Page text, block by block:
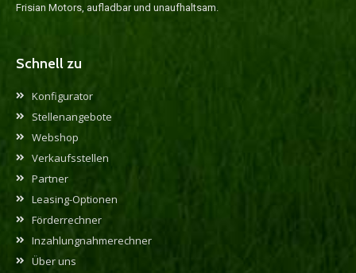
Frisian Motors, aufladbar und unaufhaltsam.
Schnell zu
Konfigurator
Stellenangebote
Webshop
Verkaufsstellen
Partner
Leasing-Optionen
Förderrechner
Inzahlungnahmerechner
Über uns